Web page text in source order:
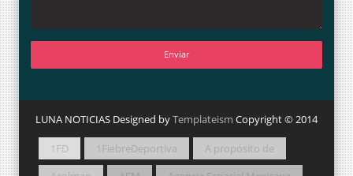
LUNA NOTICIAS Designed byTemplateism Copyright © 2014
1FD 1FiebreDeportiva
A propósito de